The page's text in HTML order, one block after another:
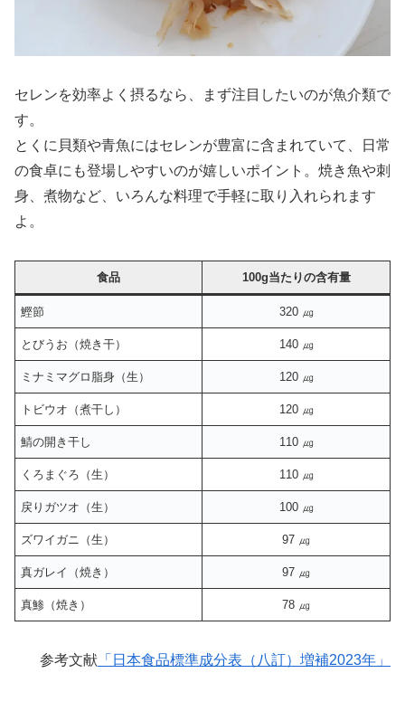
セレンを効率よく摂るなら、まず注目したいのが魚介類で
す。
とくに貝類や青魚にはセレンが豊富に含まれていて、日常
の食卓にも登場しやすいのが嬉しいポイント。焼き魚や刺
身、煮物など、いろんな料理で手軽に取り入れられます
よ。
食品 100g当たりの含有量
鰹節 320 ㎍
とびうお（焼き干） 140 ㎍
ミナミマグロ脂身（生） 120 ㎍
トビウオ（煮干し） 120 ㎍
鯖の開き干し 110 ㎍
くろまぐろ（生） 110 ㎍
戻りガツオ（生） 100 ㎍
ズワイガニ（生） 97 ㎍
真ガレイ（焼き） 97 ㎍
真鯵（焼き） 78 ㎍
参考文献 「日本食品標準成分表（八訂）増補2023年」